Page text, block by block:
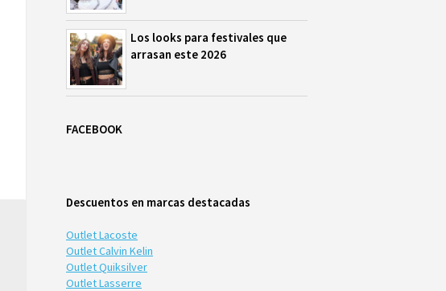
Los looks para festivales que
arrasan este 2026
FACEBOOK
Descuentos en marcas destacadas
Outlet Lacoste
Outlet Calvin Kelin
Outlet Quiksilver
Outlet Lasserre